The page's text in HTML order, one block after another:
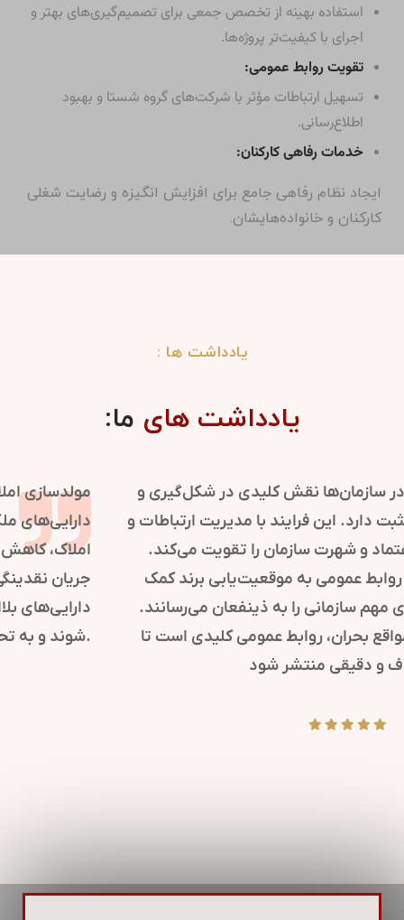
استفاده بهینه از تخصص جمعی برای تصمیم‌گیری‌های بهتر و
اجرای با کیفیت‌تر پروژه‌ها.
تقویت روابط عمومی:
تسهیل ارتباطات مؤثر با شرکت‌های گروه شستا و بهبود
اطلاع‌رسانی.
خدمات رفاهی کارکنان:
ایجاد نظام رفاهی جامع برای افزایش انگیزه و رضایت شغلی
کارکنان و خانواده‌هایشان.
یادداشت ها :
یادداشت های ما:
روابط عمومی در سازمان‌ها نقش کلیدی در شکل‌گیری و
حفظ تصویر مثبت دارد. این فرایند با مدیریت ارتباطات و
اطلاع‌رسانی، اعتماد و شهرت سازمان را تقویت می‌کند.
استراتژی‌های روابط عمومی به موقعیت‌یابی برند کمک
کرده و پیام‌های مهم سازمانی را به ذینفعان می‌رسانند.
همچنین، در مواقع بحران، روابط عمومی کلیدی است تا
پیام‌های شفاف و دقیقی منتشر شود.